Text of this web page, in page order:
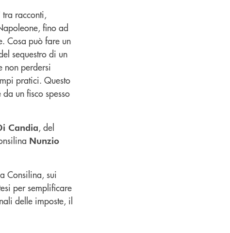
tra racconti,
fino ad
Cosa può fare un
sequestro di un
non perdersi
pratici. Questo
un fisco spesso
Candia, del
Nunzio
Consilina, sui
per semplificare
delle imposte, il